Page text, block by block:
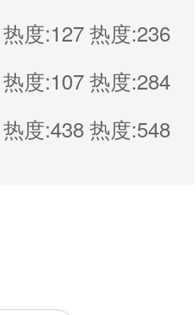
热度:127热度:236
热度:107热度:284
热度:438热度:548